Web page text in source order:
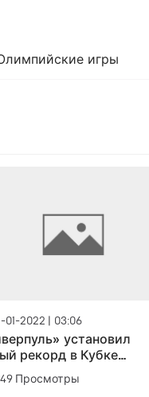
игры
01-2022 | 03:06
установил
рекорд в Кубке
лиги
Просмотры